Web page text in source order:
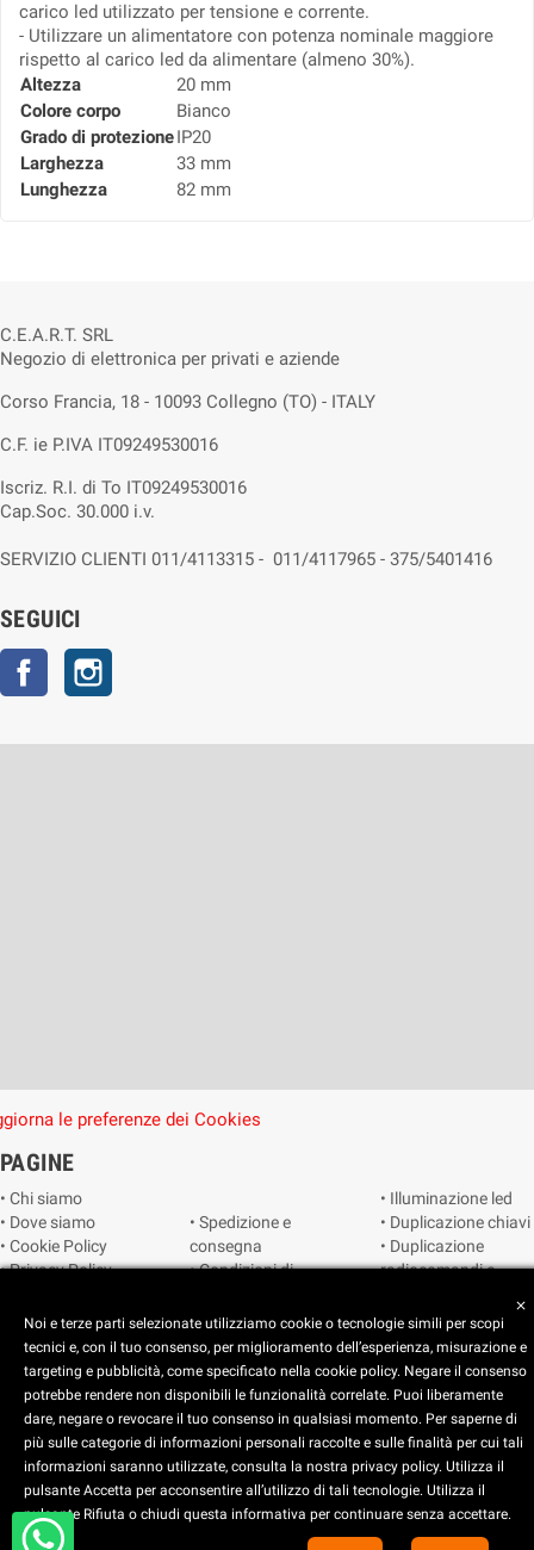
carico led utilizzato per tensione e corrente.
- Utilizzare un alimentatore con potenza nominale maggiore
rispetto al carico led da alimentare (almeno 30%).
Altezza
20 mm
Colore corpo
Bianco
Grado di protezioneIP20
Larghezza
33 mm
Lunghezza
82 mm
C.E.A.R.T. SRL
Negozio di elettronica per privati e aziende
Corso Francia, 18 - 10093 Collegno (TO) - ITALY
C.F. ie P.IVA IT09249530016
Iscriz. R.I. di To IT09249530016
Cap.Soc. 30.000 i.v.
SERVIZIO CLIENTI 011/4113315 - 011/4117965 - 375/5401416
SEGUICI
Facebook
le preferenze dei Cookies
PAGINE
• Chi siamo
• Dove siamo
• Cookie Policy
• Privacy Policy
preferenze dei
cookie
• Spedizione e
consegna
• Condizioni di
• Catalogo
• Illuminazione led
• Duplicazione chiavi
• Duplicazione
radiocomandi e
• Smart home
• Video sorveglianza
Copyright © 2025 CEART | Negozio di elettronica Torino
C.E.A.R.T. Elettronica
4.5starstarstarstar star_half
Basato su914recensioni
close
Noi e terze parti selezionate utilizziamo cookie o tecnologie simili per scopi
tecnici e, con il tuo consenso, per miglioramento dell’esperienza, misurazione e
targeting e pubblicità, come specificato nella cookie policy. Negare il consenso
potrebbe rendere non disponibili le funzionalità correlate. Puoi liberamente
dare, negare o revocare il tuo consenso in qualsiasi momento. Per saperne di
più sulle categorie di informazioni personali raccolte e sulle finalità per cui tali
informazioni saranno utilizzate, consulta la nostra privacy policy. Utilizza il
pulsante Accetta per acconsentire all’utilizzo di tali tecnologie. Utilizza il
pulsante Rifiuta o chiudi questa informativa per continuare senza accettare.